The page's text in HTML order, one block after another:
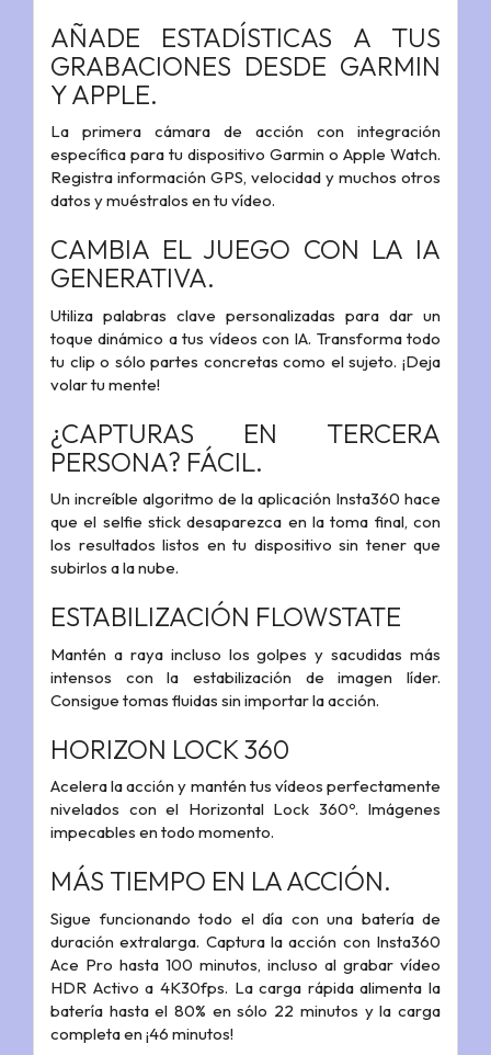
AÑADE ESTADÍSTICAS A TUS
GRABACIONES DESDE GARMIN
Y APPLE.
La primera cámara de acción con integración
específica para tu dispositivo Garmin o Apple Watch.
Registra información GPS, velocidad y muchos otros
datos y muéstralos en tu vídeo.
CAMBIA EL JUEGO CON LA IA
GENERATIVA.
Utiliza palabras clave personalizadas para dar un
toque dinámico a tus vídeos con IA. Transforma todo
tu clip o sólo partes concretas como el sujeto. ¡Deja
volar tu mente!
¿CAPTURAS EN TERCERA
PERSONA? FÁCIL.
Un increíble algoritmo de la aplicación Insta360 hace
que el selfie stick desaparezca en la toma final, con
los resultados listos en tu dispositivo sin tener que
subirlos a la nube.
ESTABILIZACIÓN FLOWSTATE
Mantén a raya incluso los golpes y sacudidas más
intensos con la estabilización de imagen líder.
Consigue tomas fluidas sin importar la acción.
HORIZON LOCK 360
Acelera la acción y mantén tus vídeos perfectamente
nivelados con el Horizontal Lock 360º. Imágenes
impecables en todo momento.
MÁS TIEMPO EN LA ACCIÓN.
Sigue funcionando todo el día con una batería de
duración extralarga. Captura la acción con Insta360
Ace Pro hasta 100 minutos, incluso al grabar vídeo
HDR Activo a 4K30fps. La carga rápida alimenta la
batería hasta el 80% en sólo 22 minutos y la carga
completa en ¡46 minutos!